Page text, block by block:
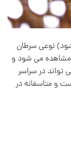
نوعی سرطان
می شود و
تواند در سراسر
و متاسفانه در